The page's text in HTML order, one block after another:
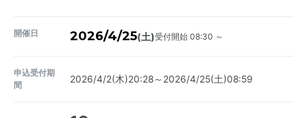
開催日 2026/4/25(土)受付開始 08:30 ～
申込受付期
間
2026/4/2(木)20:28～2026/4/25(土)08:59